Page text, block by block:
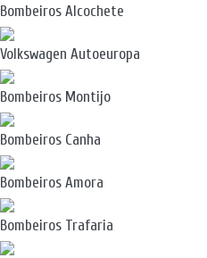
Bombeiros Alcochete
Volkswagen Autoeuropa
Bombeiros Montijo
Bombeiros Canha
Bombeiros Amora
Bombeiros Trafaria